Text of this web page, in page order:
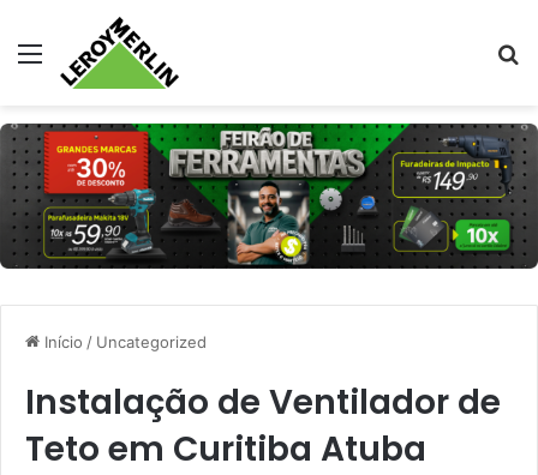
Menu
Início / Uncategorized
Instalação de Ventilador de
Teto em Curitiba Atuba